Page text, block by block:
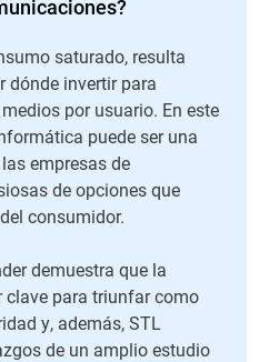
saturado, resulta
dónde invertir para
por usuario. En este
puede ser una
empresas de
de opciones que
consumidor.
demuestra que la
para triunfar como
y, además, STL
de un amplio estudio